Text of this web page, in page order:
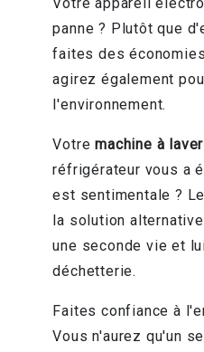
Votre appareil
panne ? Plutôt que
faites des
agirez également
l'environnement.
Votremachine à laver
réfrigérateur vous a
est sentimentale ?
la solution
une seconde vie et
déchetterie.
Faites confiance à
Vous n'aurez qu'un